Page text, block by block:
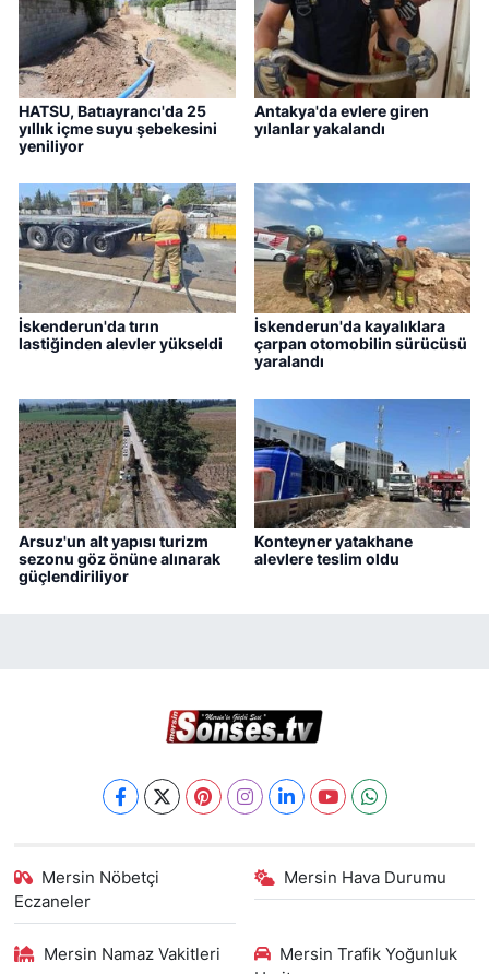
HATSU, Batıayrancı'da 25
yıllık içme suyu şebekesini
yeniliyor
Antakya'da evlere giren
yılanlar yakalandı
İskenderun'da tırın
lastiğinden alevler yükseldi
İskenderun'da kayalıklara
çarpan otomobilin sürücüsü
yaralandı
Arsuz'un alt yapısı turizm
sezonu göz önüne alınarak
güçlendiriliyor
Konteyner yatakhane
alevlere teslim oldu
Mersin Nöbetçi
Eczaneler
Mersin Hava Durumu
Mersin Namaz Vakitleri
Mersin Trafik Yoğunluk